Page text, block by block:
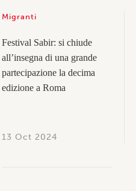
Migranti
Festival Sabir: si chiude
all’insegna di una grande
partecipazione la decima
edizione a Roma
13 Oct 2024